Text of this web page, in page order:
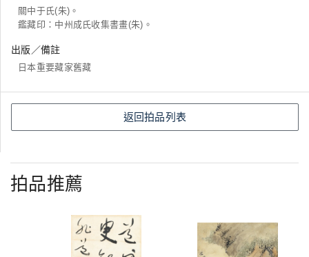
關中于氏(朱)。
鑑藏印：中州成氏收集書畫(朱)。
出版／備註
日本重要藏家舊藏
返回拍品列表
拍品推薦